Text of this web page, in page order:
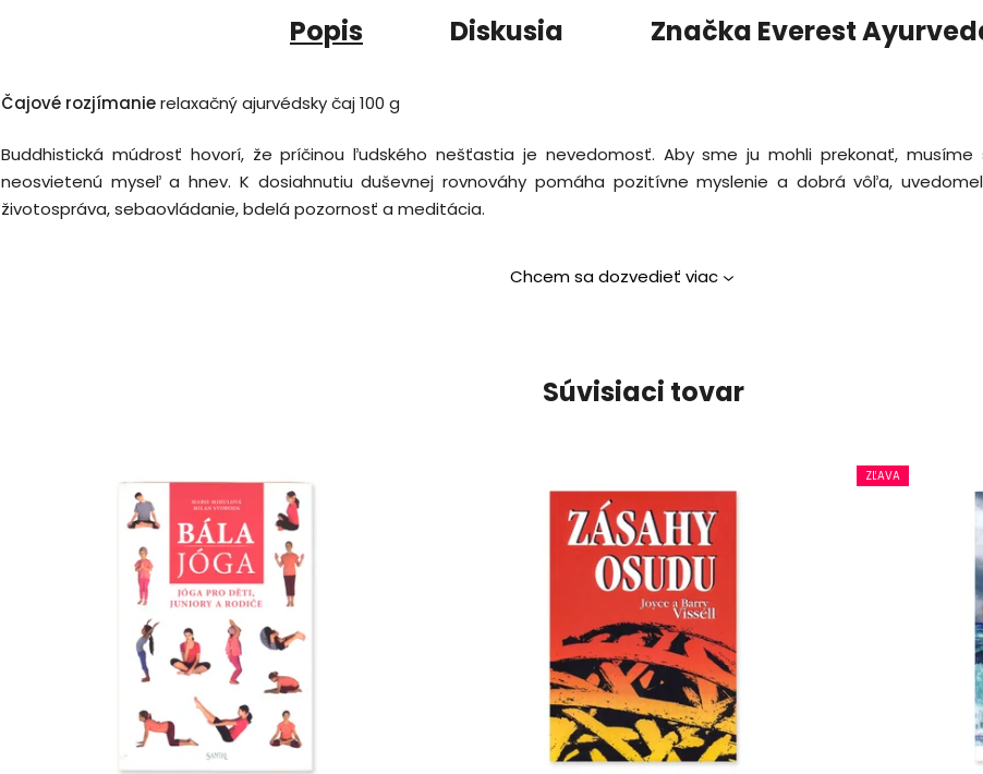
Popis Diskusia Značka Everest
Čajové rozjímanierelaxačný ajurvédsky čaj 100 g
Buddhistická múdrosť hovorí, že príčinou ľudského nešťastia je nevedomosť. Aby sme ju mohli prekonať,
neosvietenú myseľ a hnev. K dosiahnutiu duševnej rovnováhy pomáha pozitívne myslenie a dobrá vôľa,
životospráva, sebaovládanie, bdelá pozornosť a meditácia.
Chcem sa dozvedieť viac
Súvisiaci tovar
ZĽAVA